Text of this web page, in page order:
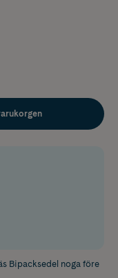
Bipacksedel noga före